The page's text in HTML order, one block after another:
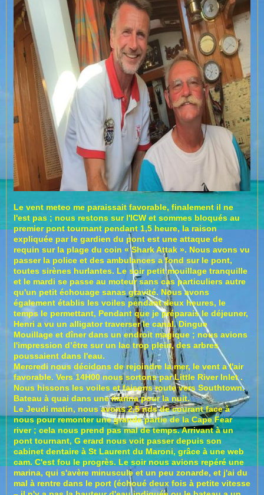
Le vent meteo me paraissait favorable, finalement il ne
l'est pas ; nous restons sur l'ICW et sommes bloqués au
premier pont tournant pendant 1,5 heure, la raison
expliquée par le gardien du pont est une attaque de
requin sur la plage du coin « Shark Attak ». Nous avons vu
passer la police et des ambulances a fond sur le pont,
toutes sirènes hurlantes. Le soir petit mouillage tranquille
et le mardi se passe au moteur sans cas particuliers autre
qu'un petit échouage sanas gravité. Nous avons
également établis les voiles pendant deux heures, le
temps le permettant, Pendant que je préparais le déjeuner,
Henri a vu un alligator traverser le canal. Dingue
Mouillage et dîner dans un endroit magique ; nous avions
l'impression d’être sur un lac trop plein, des arbres
poussaient dans l'eau.
Mercredi nous décidons de rejoindre la mer, le vent a l'air
favorable. Vers 14H00 nous sortons par Little River Inlet .
Nous hissons les voiles et faisons route vers Southtown.
Bateau à quai dans une marina pour la nuit.
Le Jeudi matin, nous avons 2,5 nds de courant face à
nous pour remonter une grande partie de la Cape Fear
river ; cela nous prend pas mal de temps. Arrivant à un
pont tournant, G erard nous voit passer depuis son
cabinet dentaire à St Laurent du Maroni, grâce à une web
cam. C'est fou le progrès. Le soir nous avions repéré une
marina, qui s'avère minuscule et un peu zonarde, et j'ai du
mal à rentre dans le port (échoué deux fois à petite vitesse